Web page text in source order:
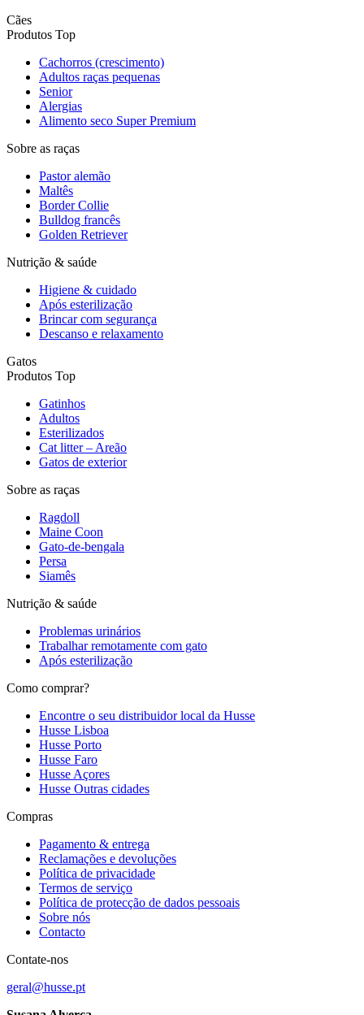
Cães
Produtos Top
Cachorros (crescimento)
Adultos raças pequenas
Senior
Alergias
Alimento seco Super Premium
Sobre as raças
Pastor alemão
Maltês
Border Collie
Bulldog francês
Golden Retriever
Nutrição & saúde
Higiene & cuidado
Após esterilização
Brincar com segurança
Descanso e relaxamento
Gatos
Produtos Top
Gatinhos
Adultos
Esterilizados
Cat litter – Areão
Gatos de exterior
Sobre as raças
Ragdoll
Maine Coon
Gato-de-bengala
Persa
Siamês
Nutrição & saúde
Problemas urinários
Trabalhar remotamente com gato
Após esterilização
Como comprar?
Encontre o seu distribuidor local da Husse
Husse Lisboa
Husse Porto
Husse Faro
Husse Açores
Husse Outras cidades
Compras
Pagamento & entrega
Reclamações e devoluções
Política de privacidade
Termos de serviço
Política de protecção de dados pessoais
Sobre nós
Contacto
Contate-nos
geral@husse.pt